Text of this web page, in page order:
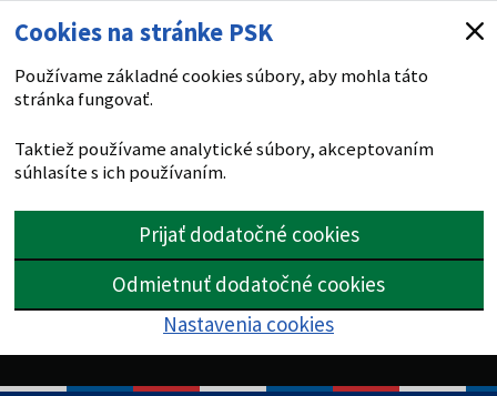
Cookies na stránke PSK
Používame základné cookies súbory, aby mohla táto
stránka fungovať.
Taktiež používame analytické súbory, akceptovaním
súhlasíte s ich používaním.
Prijať dodatočné cookies
Odmietnuť dodatočné cookies
Nastavenia cookies